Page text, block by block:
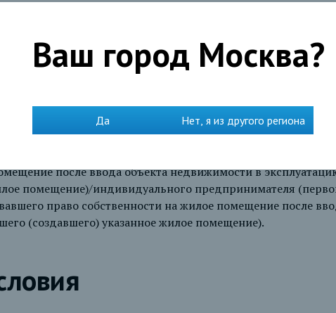
многоквартирном доме/ жилого помещения в доме
участком, расположенных на территории РФ, на этапе
у юридического лица;
доме/ жилого помещения в доме блокированной
дома с земельным участком, расположенных на
(первого собственника жилого помещения,
после ввода объекта недвижимости в
помещение)/индивидуального предпринимателя
право собственности на жилое помещение после
(создавшего) указанное жилое помещение).
Ваш город Москва?
Да Нет, я из другого региона